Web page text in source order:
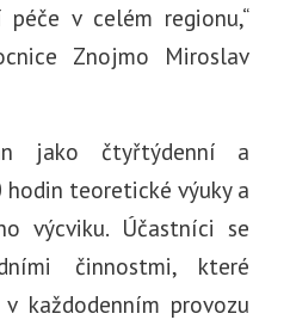
v celém regionu,“
Znojmo Miroslav
jako čtyřtýdenní a
teoretické výuky a
výcviku. Účastníci se
činnostmi, které
každodenním provozu